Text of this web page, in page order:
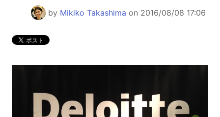
by Mikiko Takashima on 2016/08/08 17:06